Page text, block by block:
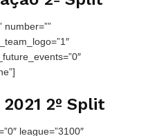
number=””
2021 2º Split
league=”3100″